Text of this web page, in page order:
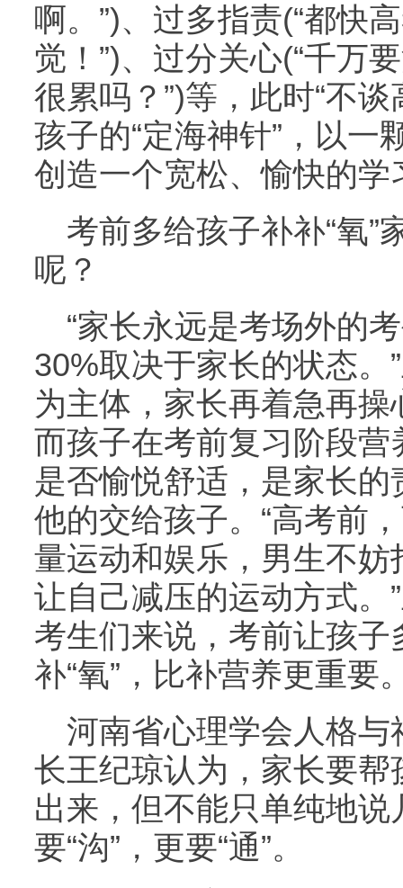
啊。”)、过多指责(“都快
觉！”)、过分关心(“千万
很累吗？”)等，此时“不
孩子的“定海神针”，以一
创造一个宽松、愉快的学
考前多给孩子补补“氧”
呢？
“家长永远是考场外的
30%取决于家长的状态。
为主体，家长再着急再
而孩子在考前复习阶段
是否愉悦舒适，是家长
他的交给孩子。“高考前
量运动和娱乐，男生不
让自己减压的运动方式。
考生们来说，考前让孩子
补“氧”，比补营养更重要
河南省心理学会人格
长王纪琼认为，家长要
出来，但不能只单纯地
要“沟”，更要“通”。